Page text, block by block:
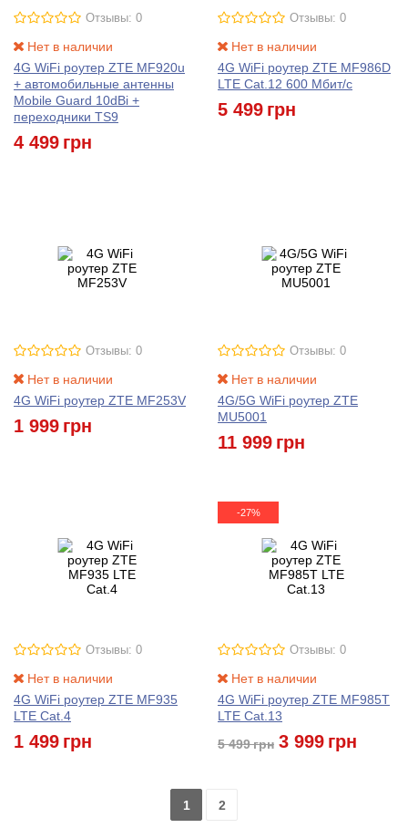
Отзывы: 0
Нет в наличии
4G WiFi роутер ZTE MF920u
+ автомобильные антенны
Mobile Guard 10dBi +
переходники TS9
4 499 грн
Отзывы: 0
Нет в наличии
4G WiFi роутер ZTE MF986D
LTE Cat.12 600 Мбит/с
5 499 грн
Отзывы: 0
Нет в наличии
4G WiFi роутер ZTE MF253V
1 999 грн
Отзывы: 0
Нет в наличии
4G/5G WiFi роутер ZTE
MU5001
11 999 грн
Отзывы: 0
Нет в наличии
4G WiFi роутер ZTE MF935
LTE Cat.4
1 499 грн
-27%
Отзывы: 0
Нет в наличии
4G WiFi роутер ZTE MF985T
LTE Cat.13
5 499грн 3 999 грн
1 2